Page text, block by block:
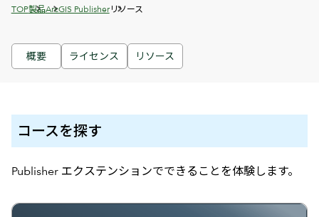
概要 ライセンス リソース
Breadcrumbs
TOP製品ArcGIS Publisherリソース
コースを探す
Publisher エクステンションでできることを体験します。